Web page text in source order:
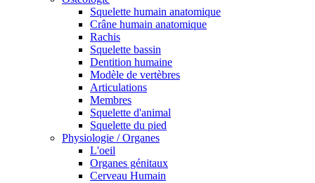
Squelette humain anatomique
Crâne humain anatomique
Rachis
Squelette bassin
Dentition humaine
Modèle de vertèbres
Articulations
Membres
Squelette d'animal
Squelette du pied
Physiologie / Organes
L'oeil
Organes génitaux
Cerveau Humain